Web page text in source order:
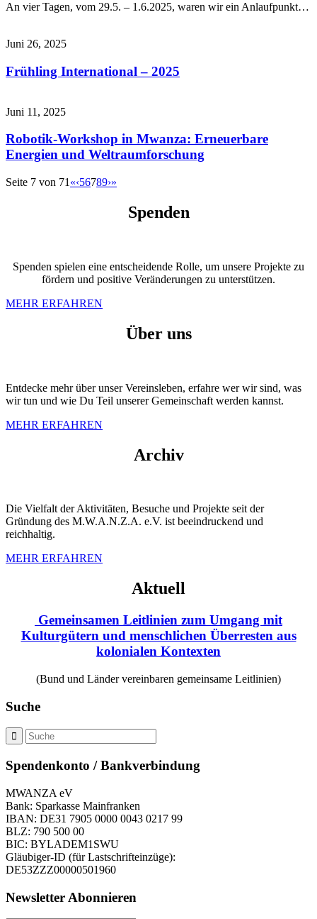
An vier Tagen, vom 29.5. – 1.6.2025, waren wir ein Anlaufpunkt…
Juni 26, 2025
Frühling International – 2025
Juni 11, 2025
Robotik-Workshop in Mwanza: Erneuerbare
Energien und Weltraumforschung
Seite 7 von 71 «‹56789›»
Spenden
Spenden spielen eine entscheidende Rolle, um unsere Projekte zu
fördern und positive Veränderungen zu unterstützen.
MEHR ERFAHREN
Über uns
Entdecke mehr über unser Vereinsleben, erfahre wer wir sind, was
wir tun und wie Du Teil unserer Gemeinschaft werden kannst.
MEHR ERFAHREN
Archiv
Die Vielfalt der Aktivitäten, Besuche und Projekte seit der
Gründung des M.W.A.N.Z.A. e.V. ist beeindruckend und
reichhaltig.
MEHR ERFAHREN
Aktuell
Gemeinsamen Leitlinien zum Umgang mit
Kulturgütern und menschlichen Überresten aus
kolonialen Kontexten
(Bund und Länder vereinbaren gemeinsame Leitlinien)
Suche
Spendenkonto / Bankverbindung
MWANZA eV
Bank: Sparkasse Mainfranken
IBAN: DE31 7905 0000 0043 0217 99
BLZ: 790 500 00
BIC: BYLADEM1SWU
Gläubiger-ID (für Lastschrifteinzüge):
DE53ZZZ00000501960
Newsletter Abonnieren